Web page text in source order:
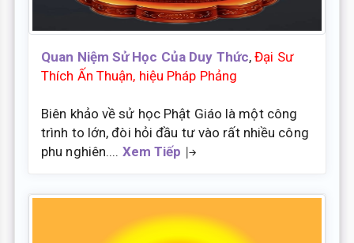
Quan Niệm Sử Học Của Duy Thức,Đại Sư
Thích Ấn Thuận, hiệu Pháp Phảng
Biên khảo về sử học Phật Giáo là một công
trình to lớn, đòi hỏi đầu tư vào rất nhiều công
phu nghiên.... Xem Tiếp